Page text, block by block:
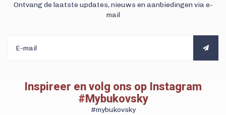
Ontvang de laatste updates, nieuws en aanbiedingen via e-
mail
Inspireer en volg ons op Instagram
#Mybukovsky
#mybukovsky